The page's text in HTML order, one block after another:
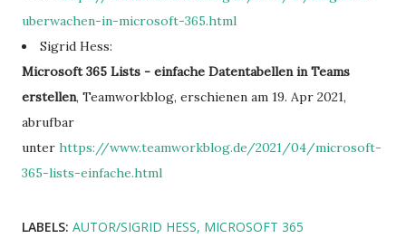
uberwachen-in-microsoft-365.html
Sigrid Hess:
Microsoft 365 Lists - einfache Datentabellen in Teams
erstellen, Teamworkblog, erschienen am 19. Apr 2021,
abrufbar
unter https://www.teamworkblog.de/2021/04/microsoft-
365-lists-einfache.html
LABELS: AUTOR/SIGRID HESS MICROSOFT 365